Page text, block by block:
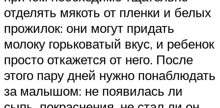
отделять мякоть от пленки и белых
прожилок: они могут придать
молоку горьковатый вкус, и ребенок
просто откажется от него. После
этого пару дней нужно понаблюдать
за малышом: не появилась ли